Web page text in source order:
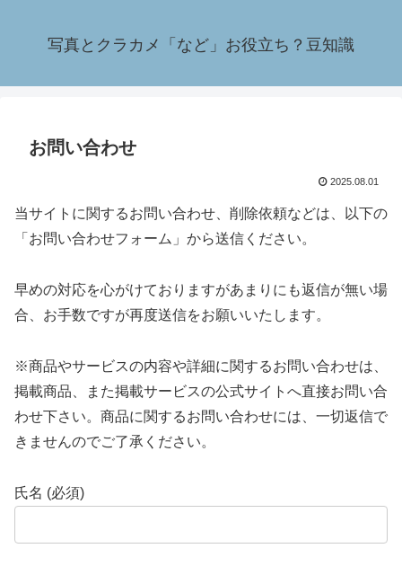
写真とクラカメ「など」お役立ち？豆知識
お問い合わせ
2025.08.01
当サイトに関するお問い合わせ、削除依頼などは、以下の
「お問い合わせフォーム」から送信ください。
早めの対応を心がけておりますがあまりにも返信が無い場
合、お手数ですが再度送信をお願いいたします。
※商品やサービスの内容や詳細に関するお問い合わせは、
掲載商品、また掲載サービスの公式サイトへ直接お問い合
わせ下さい。商品に関するお問い合わせには、一切返信で
きませんのでご了承ください。
氏名 (必須)